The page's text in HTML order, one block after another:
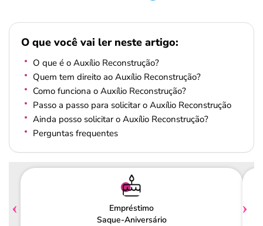
O que você vai ler neste artigo:
O que é o Auxílio Reconstrução?
Quem tem direito ao Auxílio Reconstrução?
Como funciona o Auxílio Reconstrução?
Passo a passo para solicitar o Auxílio Reconstrução
Ainda posso solicitar o Auxílio Reconstrução?
Perguntas frequentes
Empréstimo
Saque-Aniversário